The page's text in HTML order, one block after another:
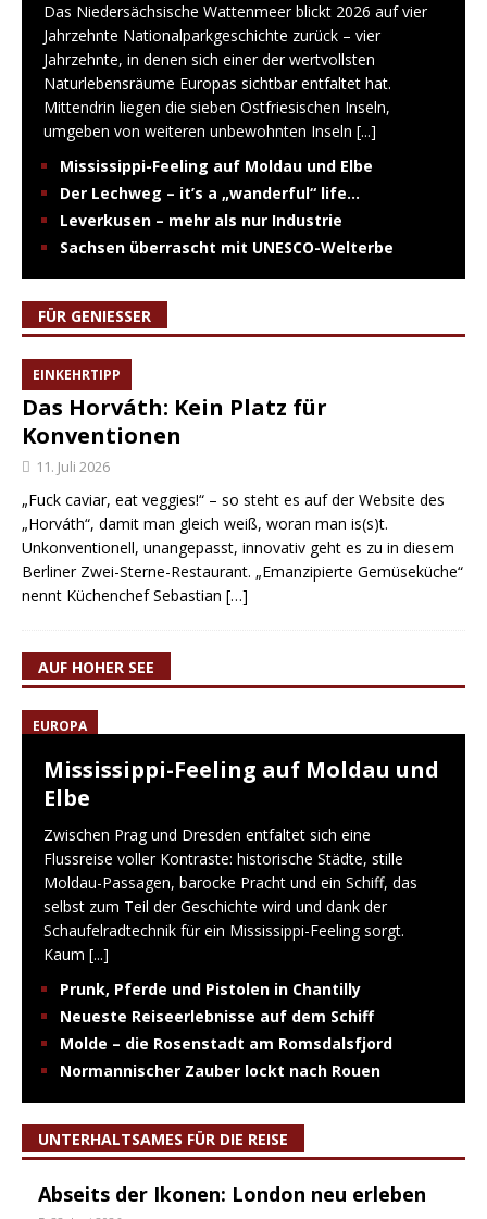
Das Niedersächsische Wattenmeer blickt 2026 auf vier
Jahrzehnte Nationalparkgeschichte zurück – vier
Jahrzehnte, in denen sich einer der wertvollsten
Naturlebensräume Europas sichtbar entfaltet hat.
Mittendrin liegen die sieben Ostfriesischen Inseln,
umgeben von weiteren unbewohnten Inseln [...]
Mississippi-Feeling auf Moldau und Elbe
Der Lechweg – it’s a „wanderful“ life…
Leverkusen – mehr als nur Industrie
Sachsen überrascht mit UNESCO-Welterbe
FÜR GENIESSER
EINKEHRTIPP
Das Horváth: Kein Platz für
Konventionen
11. Juli 2026
„Fuck caviar, eat veggies!“ – so steht es auf der Website des
„Horváth“, damit man gleich weiß, woran man is(s)t.
Unkonventionell, unangepasst, innovativ geht es zu in diesem
Berliner Zwei-Sterne-Restaurant. „Emanzipierte Gemüseküche“
nennt Küchenchef Sebastian […]
AUF HOHER SEE
EUROPA
Mississippi-Feeling auf Moldau und
Elbe
Zwischen Prag und Dresden entfaltet sich eine
Flussreise voller Kontraste: historische Städte, stille
Moldau-Passagen, barocke Pracht und ein Schiff, das
selbst zum Teil der Geschichte wird und dank der
Schaufelradtechnik für ein Mississippi-Feeling sorgt.
Kaum [...]
Prunk, Pferde und Pistolen in Chantilly
Neueste Reiseerlebnisse auf dem Schiff
Molde – die Rosenstadt am Romsdalsfjord
Normannischer Zauber lockt nach Rouen
UNTERHALTSAMES FÜR DIE REISE
Abseits der Ikonen: London neu erleben